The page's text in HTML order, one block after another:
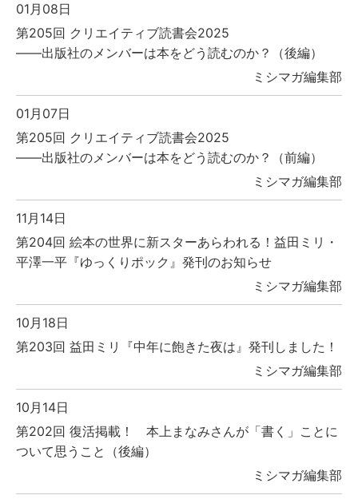
01月08日
第205回 クリエイティブ読書会2025
――出版社のメンバーは本をどう読むのか？（後編）
ミシマガ編集部
01月07日
第205回 クリエイティブ読書会2025
――出版社のメンバーは本をどう読むのか？（前編）
ミシマガ編集部
11月14日
第204回 絵本の世界に新スターあらわれる！益田ミリ・
平澤一平『ゆっくりポック』発刊のお知らせ
ミシマガ編集部
10月18日
第203回 益田ミリ『中年に飽きた夜は』発刊しました！
ミシマガ編集部
10月14日
第202回 復活掲載！ 本上まなみさんが「書く」ことに
ついて思うこと（後編）
ミシマガ編集部